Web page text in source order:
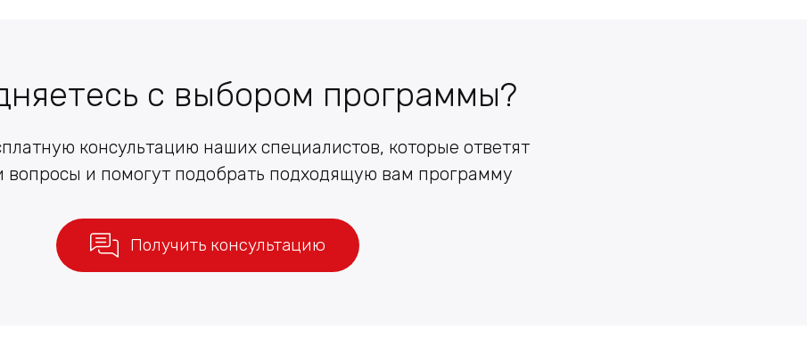
с выбором программы?
консультацию наших специалистов, которые ответят
вопросы и помогут подобрать подходящую вам программу
Получить консультацию